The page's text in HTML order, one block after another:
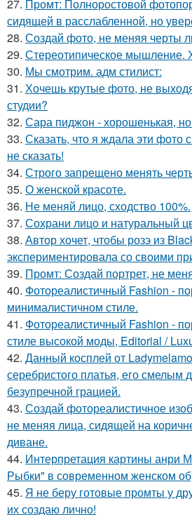
27. Промт: Полноростовой
сидящей в расслабленной, но
28. Создай фото, не меняя черты
29. Стереотипическое мышление.
30. Мы смотрим. адм стилист:
31. Хочешь крутые фото, не
студии?
32. Сара пиджон - хорошенькая,
33. Сказать, что я ждала эти фото
не сказать!
34. Строго запрещено менять
35. О женской красоте.
36. Не меняй лицо, сходство 100%.
37. Сохрани лицо и натуральный
38. Автор хочет, чтобы розэ из
экспериментировала со своими
39. Промт: Создай портрет, не
40. Фотореалистичный Fashion -
минималистичном стиле.
41. Фотореалистичный Fashion -
стиле высокой моды, Editorial /
42. Данный косплей от
серебристого платья, его смелым
безупречной грацией.
43. Создай фотореалистичное
не меняя лица, сидящей на
диване.
44. Интерпретация картины анри
Рыбки" в современном женском
45. Я не беру готовые промты у
их создаю лично!